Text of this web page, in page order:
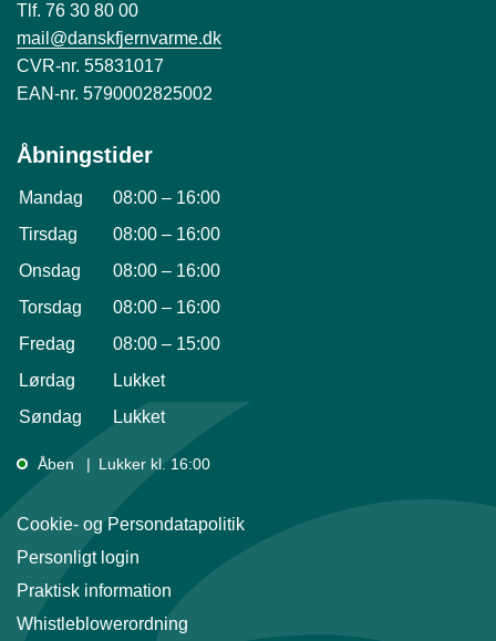
Tlf. 76 30 80 00
mail@danskfjernvarme.dk
CVR-nr. 55831017
EAN-nr. 5790002825002
Åbningstider
Mandag 08:00 – 16:00
Tirsdag
08:00 – 16:00
Onsdag
08:00 – 16:00
Torsdag
08:00 – 16:00
Fredag
08:00 – 15:00
Lørdag
Lukket
Søndag
Lukket
Åben Lukker kl. 16:00
Cookie- og Persondatapolitik
Personligt login
Praktisk information
Whistleblowerordning